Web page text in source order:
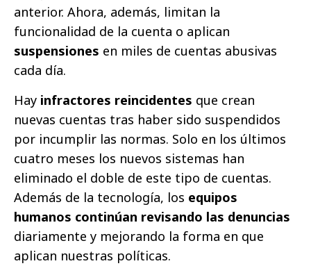
anterior. Ahora, además, limitan la
funcionalidad de la cuenta o aplican
suspensiones en miles de cuentas abusivas
cada día.
Hay infractores reincidentes que crean
nuevas cuentas tras haber sido suspendidos
por incumplir las normas. Solo en los últimos
cuatro meses los nuevos sistemas han
eliminado el doble de este tipo de cuentas.
Además de la tecnología, los equipos
humanos continúan revisando las denuncias
diariamente y mejorando la forma en que
aplican nuestras políticas.